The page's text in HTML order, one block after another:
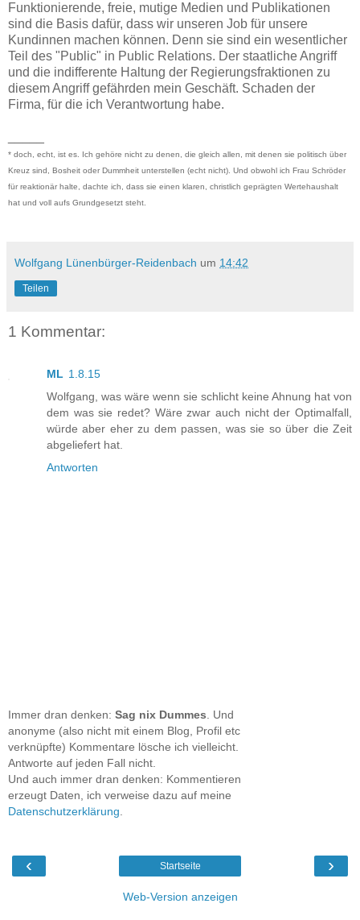
Funktionierende, freie, mutige Medien und Publikationen
sind die Basis dafür, dass wir unseren Job für unsere
Kundinnen machen können. Denn sie sind ein wesentlicher
Teil des "Public" in Public Relations. Der staatliche Angriff
und die indifferente Haltung der Regierungsfraktionen zu
diesem Angriff gefährden mein Geschäft. Schaden der
Firma, für die ich Verantwortung habe.
* doch, echt, ist es. Ich gehöre nicht zu denen, die gleich allen, mit denen sie politisch über
Kreuz sind, Bosheit oder Dummheit unterstellen (echt nicht). Und obwohl ich Frau Schröder
für reaktionär halte, dachte ich, dass sie einen klaren, christlich geprägten Wertehaushalt
hat und voll aufs Grundgesetzt steht.
Wolfgang Lünenbürger-Reidenbach um 14:42
Teilen
1 Kommentar:
ML 1.8.15
Wolfgang, was wäre wenn sie schlicht keine Ahnung hat von
dem was sie redet? Wäre zwar auch nicht der Optimalfall,
würde aber eher zu dem passen, was sie so über die Zeit
abgeliefert hat.
Antworten
Immer dran denken: Sag nix Dummes. Und
anonyme (also nicht mit einem Blog, Profil etc
verknüpfte) Kommentare lösche ich vielleicht.
Antworte auf jeden Fall nicht.
Und auch immer dran denken: Kommentieren
erzeugt Daten, ich verweise dazu auf meine
Datenschutzerklärung.
‹ ›
Startseite
Web-Version anzeigen